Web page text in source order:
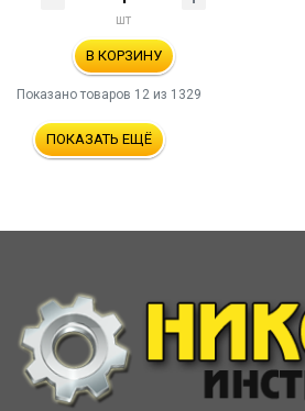
шт
В КОРЗИНУ
Показано товаров 12 из 1329
ПОКАЗАТЬ ЕЩЁ